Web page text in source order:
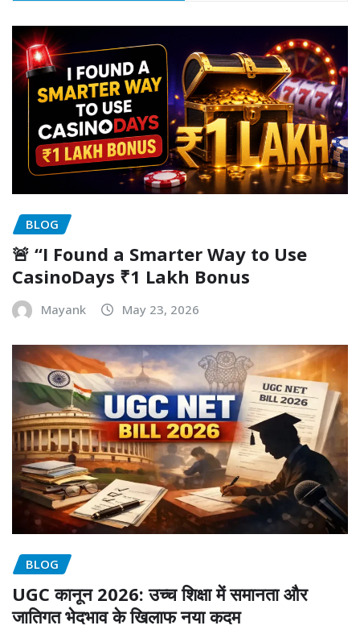
BLOG
🚨 “I Found a Smarter Way to Use
CasinoDays ₹1 Lakh Bonus
Mayank May 23, 2026
BLOG
UGC कानून 2026: उच्च शिक्षा में समानता और
जातिगत भेदभाव के खिलाफ नया कदम